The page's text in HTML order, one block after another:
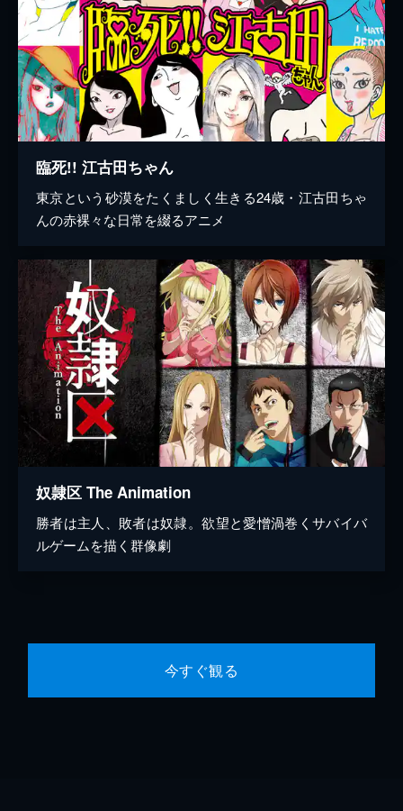
臨死!! 江古田ちゃん
東京という砂漠をたくましく生きる24歳・江古田ちゃ
んの赤裸々な日常を綴るアニメ
奴隷区 The Animation
勝者は主人、敗者は奴隷。欲望と愛憎渦巻くサバイバ
ルゲームを描く群像劇
今すぐ観る